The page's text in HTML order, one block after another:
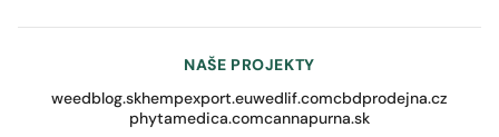
NAŠE PROJEKTY
weedblog.skhempexport.euwedlif.comcbdprodejna.cz
phytamedica.comcannapurna.sk